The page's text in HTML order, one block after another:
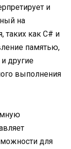
и
на
таких как C# и
памятью,
другие
выполнения
для